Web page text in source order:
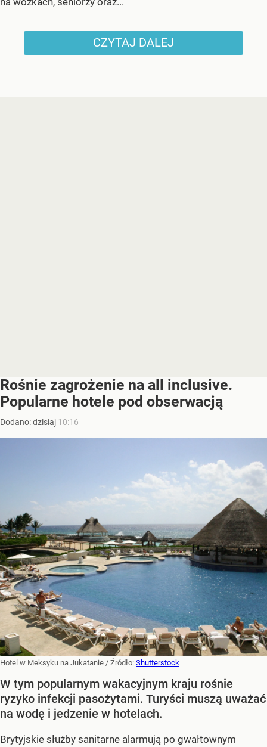
CZYTAJ DALEJ
Rośnie zagrożenie na all inclusive.
Popularne hotele pod obserwacją
Dodano:dzisiaj 10:16
Hotel w Meksyku na Jukatanie / Źródło: Shutterstock
W tym popularnym wakacyjnym kraju rośnie
ryzyko infekcji pasożytami. Turyści muszą uważać
na wodę i jedzenie w hotelach.
Brytyjskie służby sanitarne alarmują po gwałtownym